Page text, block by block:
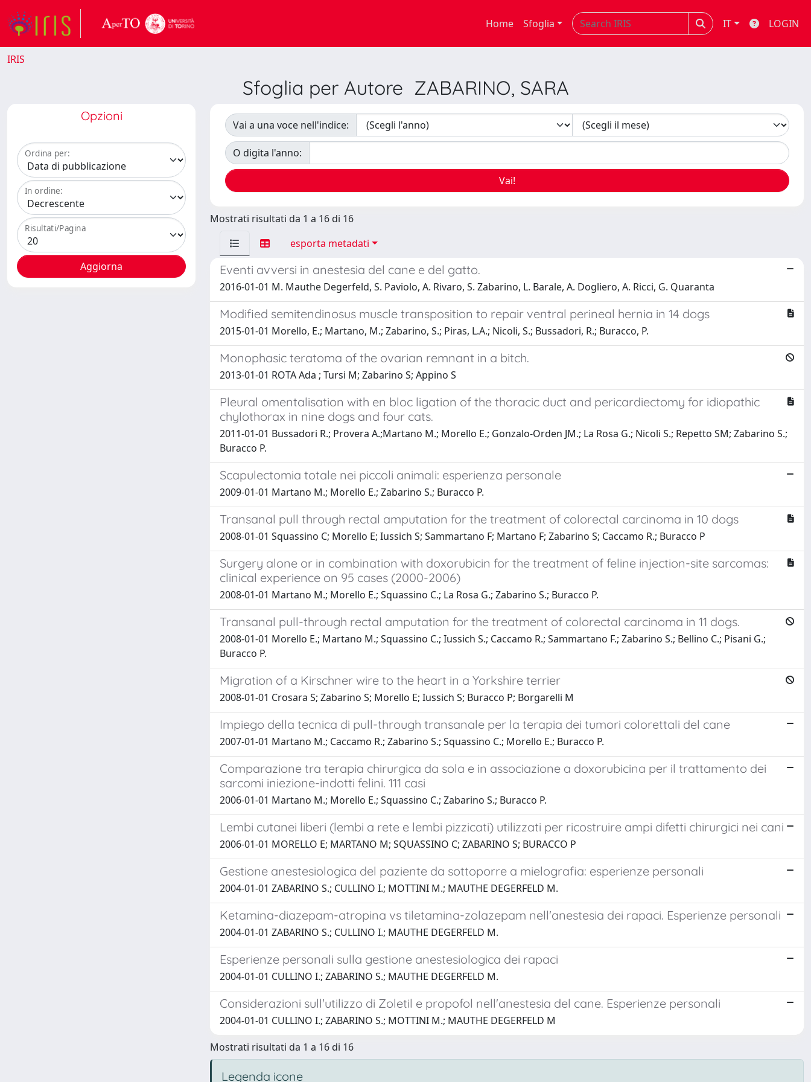
Home Sfoglia IT LOGIN
IRIS
Sfoglia per Autore ZABARINO, SARA
Opzioni
Ordina per:
In ordine:
Risultati/Pagina
Vai a una voce nell'indice:
O digita l'anno:
Mostrati risultati da 1 a 16 di 16
esporta metadati
Eventi avversi in anestesia del cane e del gatto.
2016-01-01 M. Mauthe Degerfeld, S. Paviolo, A. Rivaro, S. Zabarino, L. Barale, A. Dogliero, A. Ricci, G. Quaranta
Modified semitendinosus muscle transposition to repair ventral perineal hernia in 14 dogs
2015-01-01 Morello, E.; Martano, M.; Zabarino, S.; Piras, L.A.; Nicoli, S.; Bussadori, R.; Buracco, P.
Monophasic teratoma of the ovarian remnant in a bitch.
2013-01-01 ROTA Ada ; Tursi M; Zabarino S; Appino S
Pleural omentalisation with en bloc ligation of the thoracic duct and pericardiectomy for idiopathic
chylothorax in nine dogs and four cats.
2011-01-01 Bussadori R.; Provera A.;Martano M.; Morello E.; Gonzalo-Orden JM.; La Rosa G.; Nicoli S.; Repetto SM; Zabarino S.;
Buracco P.
Scapulectomia totale nei piccoli animali: esperienza personale
2009-01-01 Martano M.; Morello E.; Zabarino S.; Buracco P.
Transanal pull through rectal amputation for the treatment of colorectal carcinoma in 10 dogs
2008-01-01 Squassino C; Morello E; Iussich S; Sammartano F; Martano F; Zabarino S; Caccamo R.; Buracco P
Surgery alone or in combination with doxorubicin for the treatment of feline injection-site sarcomas:
clinical experience on 95 cases (2000-2006)
2008-01-01 Martano M.; Morello E.; Squassino C.; La Rosa G.; Zabarino S.; Buracco P.
Transanal pull-through rectal amputation for the treatment of colorectal carcinoma in 11 dogs.
2008-01-01 Morello E.; Martano M.; Squassino C.; Iussich S.; Caccamo R.; Sammartano F.; Zabarino S.; Bellino C.; Pisani G.;
Buracco P.
Migration of a Kirschner wire to the heart in a Yorkshire terrier
2008-01-01 Crosara S; Zabarino S; Morello E; Iussich S; Buracco P; Borgarelli M
Impiego della tecnica di pull-through transanale per la terapia dei tumori colorettali del cane
2007-01-01 Martano M.; Caccamo R.; Zabarino S.; Squassino C.; Morello E.; Buracco P.
Comparazione tra terapia chirurgica da sola e in associazione a doxorubicina per il trattamento dei
sarcomi iniezione-indotti felini. 111 casi
2006-01-01 Martano M.; Morello E.; Squassino C.; Zabarino S.; Buracco P.
Lembi cutanei liberi (lembi a rete e lembi pizzicati) utilizzati per ricostruire ampi difetti chirurgici nei cani
2006-01-01 MORELLO E; MARTANO M; SQUASSINO C; ZABARINO S; BURACCO P
Gestione anestesiologica del paziente da sottoporre a mielografia: esperienze personali
2004-01-01 ZABARINO S.; CULLINO I.; MOTTINI M.; MAUTHE DEGERFELD M.
Ketamina-diazepam-atropina vs tiletamina-zolazepam nell'anestesia dei rapaci. Esperienze personali
2004-01-01 ZABARINO S.; CULLINO I.; MAUTHE DEGERFELD M.
Esperienze personali sulla gestione anestesiologica dei rapaci
2004-01-01 CULLINO I.; ZABARINO S.; MAUTHE DEGERFELD M.
Considerazioni sull'utilizzo di Zoletil e propofol nell'anestesia del cane. Esperienze personali
2004-01-01 CULLINO I.; ZABARINO S.; MOTTINI M.; MAUTHE DEGERFELD M
Mostrati risultati da 1 a 16 di 16
Legenda icone